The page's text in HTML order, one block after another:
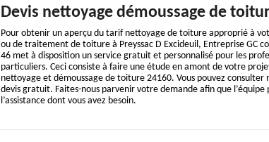
Devis nettoyage démoussage de
Pour obtenir un aperçu du tarif nettoyage de toiture approprié à
ou de traitement de toiture à Preyssac D Excideuil, Entreprise GC
46 met à disposition un service gratuit et personnalisé pour les
particuliers. Ceci consiste à faire une étude en amont de votre
nettoyage et démoussage de toiture 24160. Vous pouvez consulter
devis gratuit. Faites-nous parvenir votre demande afin que l’équipe
l’assistance dont vous avez besoin.